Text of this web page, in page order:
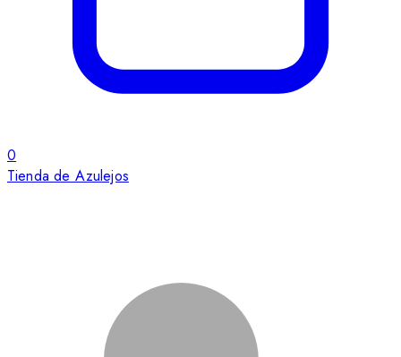
0
Tienda de Azulejos